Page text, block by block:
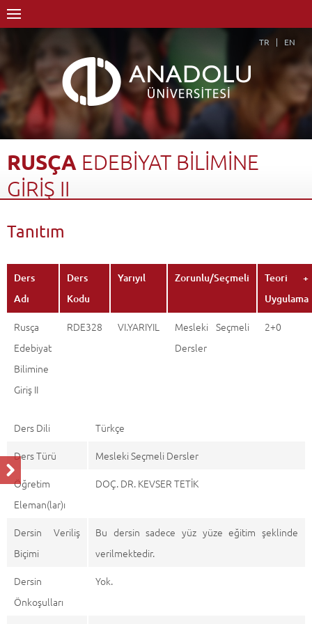
TR EN
RUSÇA EDEBİYAT BİLİMİNE
GİRİŞ II
Rus Dili ve Edebiyatı Bölümü (Rusça)
Tanıtım
Ders
Adı
Ders
Kodu
Yarıyıl Zorunlu/Seçmeli
Teori +
Uygulama
Rusça
Edebiyat
Bilimine
Giriş II
RDE328 VI.YARIYIL
Mesleki Seçmeli
Dersler
2+0
Ders Dili
Türkçe
Ders Türü
Mesleki Seçmeli Dersler
Öğretim
Eleman(lar)ı
DOÇ. DR. KEVSER TETİK
Dersin Veriliş
Biçimi
Bu dersin sadece yüz yüze eğitim şeklinde
verilmektedir.
Dersin
Önkoşulları
Yok.